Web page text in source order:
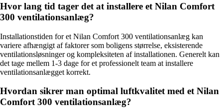
Hvor lang tid tager det at installere et Nilan Comfort
300 ventilationsanlæg?
Installationstiden for et Nilan Comfort 300 ventilationsanlæg kan
variere afhængigt af faktorer som boligens størrelse, eksisterende
ventilationsløsninger og kompleksiteten af installationen. Generelt kan
det tage mellem 1-3 dage for et professionelt team at installere
ventilationsanlægget korrekt.
Hvordan sikrer man optimal luftkvalitet med et Nilan
Comfort 300 ventilationsanlæg?